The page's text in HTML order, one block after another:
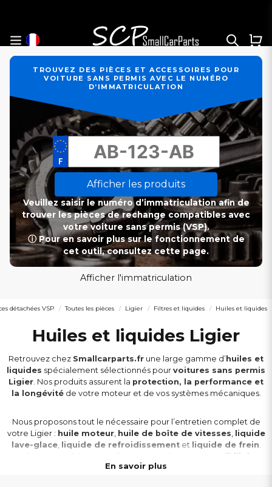
TROUVEZ DES PIÈCES ET ACCESSOIRES POUR
VOITURE SANS PERMIS AVEC LE NUMÉRO
D’IMMATRICULATION
Afficher les produits
Veuillez saisir le numéro d’immatriculation afin de
trouver les pièces de rechange compatibles avec
votre voiture sans permis (VSP).
ⓘ Pour en savoir plus sur le fonctionnement de
cet outil, consultez cette page.
Afficher l'immatriculation
détachées VSP Toutes les pièces Ligier Filtres et liquides Huiles et liquides
Huiles et liquides Ligier
Retrouvez chez Smallcarparts.fr une large gamme d’ huiles et
liquides spécialement sélectionnés pour voitures sans permis
Ligier. Nos produits assurent la protection, la performance et
la longévitéde votre moteur et de vos systèmes mécaniques.
Nous proposons tout le nécessaire pour l’entretien complet de
votre Ligier : huile moteur, huile de boîte de vitesses, liquide
lave-glace, liquide de refroidissementet liquide de frein.
Chaque produit est testé pour garantir une
compatibilité
avec les exigences des moteurs Ligier modernes et
En savoir plus